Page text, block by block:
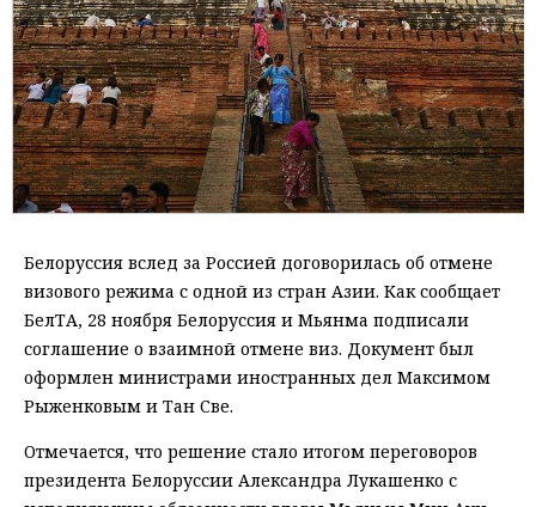
Белоруссия вслед за Россией договорилась об отмене
визового режима с одной из стран Азии. Как сообщает
БелТА, 28 ноября Белоруссия и Мьянма подписали
соглашение о взаимной отмене виз. Документ был
оформлен министрами иностранных дел Максимом
Рыженковым и Тан Све.
Отмечается, что решение стало итогом переговоров
президента Белоруссии Александра Лукашенко с